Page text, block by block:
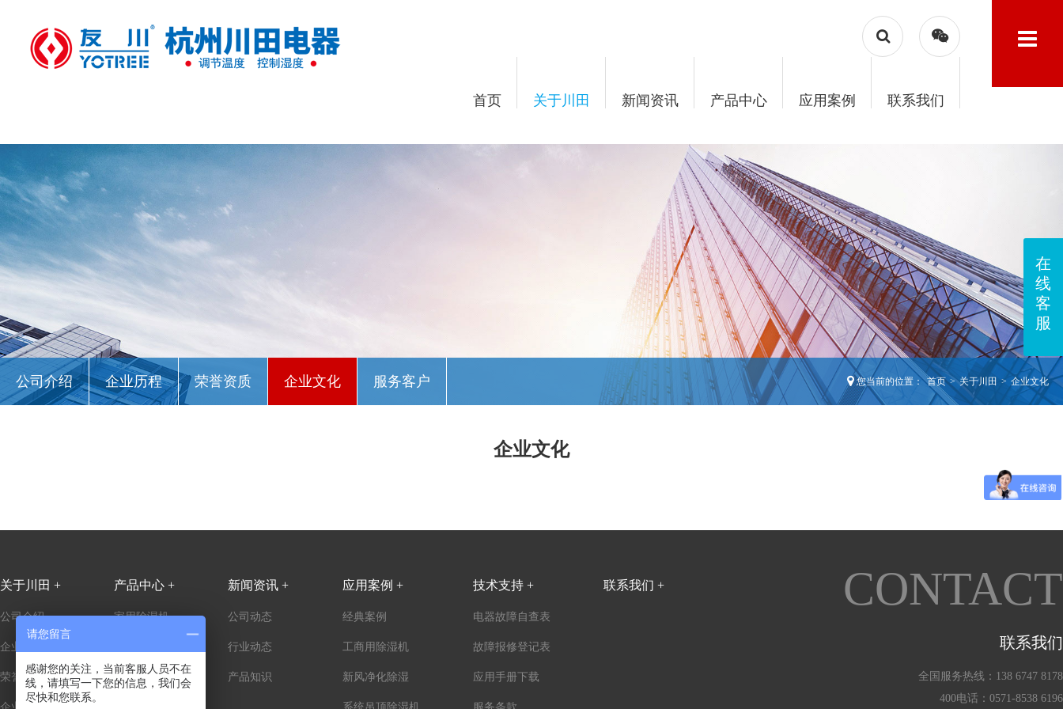
首页 关于川田 新闻资讯 产品中心 应用案例 联系我们
公司介绍 企业历程 荣誉资质 企业文化 服务客户 您当前的位置： 首页 > 关于川田 > 企业文化
企业文化
关于川田 +
公司介绍
企业历程
荣誉资质
产品中心 +
家用除湿机
工业除湿机
新闻资讯 +
公司动态
行业动态
产品知识
应用案例 +
经典案例
工商用除湿机
新风净化除湿
技术支持 +
电器故障自查表
故障报修登记表
应用手册下载
联系我们 + CONTACT
联系我们
全国服务热线：138 6747 8178
400电话：0571-8538 6196
在
线
客
服
请您留言
感谢您的关注，当前客服人员不在
线，请填写一下您的信息，我们会
尽快和您联系。